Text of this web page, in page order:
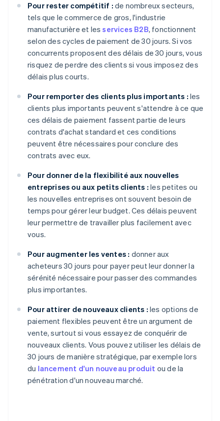
Pour rester compétitif : de nombreux secteurs,
tels que le commerce de gros, l'industrie
manufacturière et lesservices B2B, fonctionnent
selon des cycles de paiement de 30 jours. Si vos
concurrents proposent des délais de 30 jours, vous
risquez de perdre des clients si vous imposez des
délais plus courts.
Pour remporter des clients plus importants : les
clients plus importants peuvent s'attendre à ce que
ces délais de paiement fassent partie de leurs
contrats d'achat standard et ces conditions
peuvent être nécessaires pour conclure des
contrats avec eux.
Pour donner de la flexibilité aux nouvelles
entreprises ou aux petits clients : les petites ou
les nouvelles entreprises ont souvent besoin de
temps pour gérer leur budget. Ces délais peuvent
leur permettre de travailler plus facilement avec
vous.
Pour augmenter les ventes : donner aux
acheteurs 30 jours pour payer peut leur donner la
sérénité nécessaire pour passer des commandes
plus importantes.
Pour attirer de nouveaux clients : les options de
paiement flexibles peuvent être un argument de
vente, surtout si vous essayez de conquérir de
nouveaux clients. Vous pouvez utiliser les délais de
30 jours de manière stratégique, par exemple lors
du lancement d'un nouveau produit ou de la
pénétration d'un nouveau marché.